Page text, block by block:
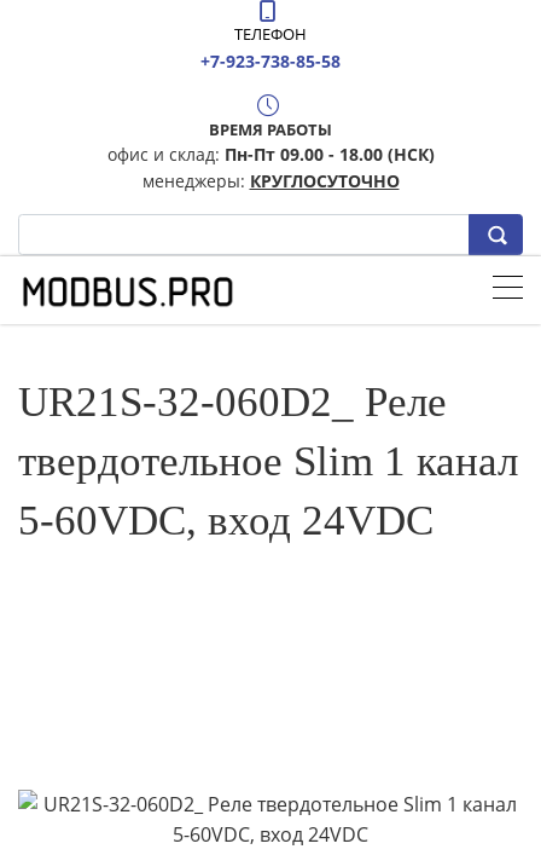
ТЕЛЕФОН
+7-923-738-85-58
ВРЕМЯ РАБОТЫ
офис и склад: Пн-Пт 09.00 - 18.00 (НСК)
менеджеры: КРУГЛОСУТОЧНО
UR21S-32-060D2_ Реле
твердотельное Slim 1 канал
5-60VDC, вход 24VDC